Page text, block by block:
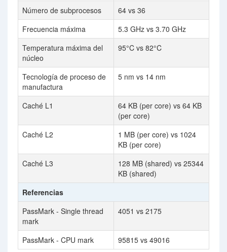
Número de subprocesos
64 vs 36
Frecuencia máxima
5.3 GHz vs 3.70 GHz
Temperatura máxima del
núcleo
95°C vs 82°C
Tecnología de proceso de
manufactura
5 nm vs 14 nm
Caché L1
64 KB (per core) vs 64 KB
(per core)
Caché L2
1 MB (per core) vs 1024
KB (per core)
Caché L3
128 MB (shared) vs 25344
KB (shared)
Referencias
PassMark - Single thread
mark
4051 vs 2175
PassMark - CPU mark 95815 vs 49016